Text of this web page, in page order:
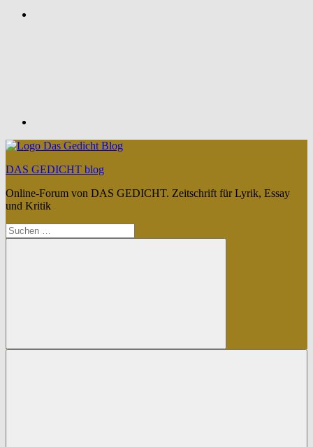
DAS GEDICHT blog
Online-Forum von DAS GEDICHT. Zeitschrift für Lyrik, Essay
und Kritik
Suchen
nach:
Suchen